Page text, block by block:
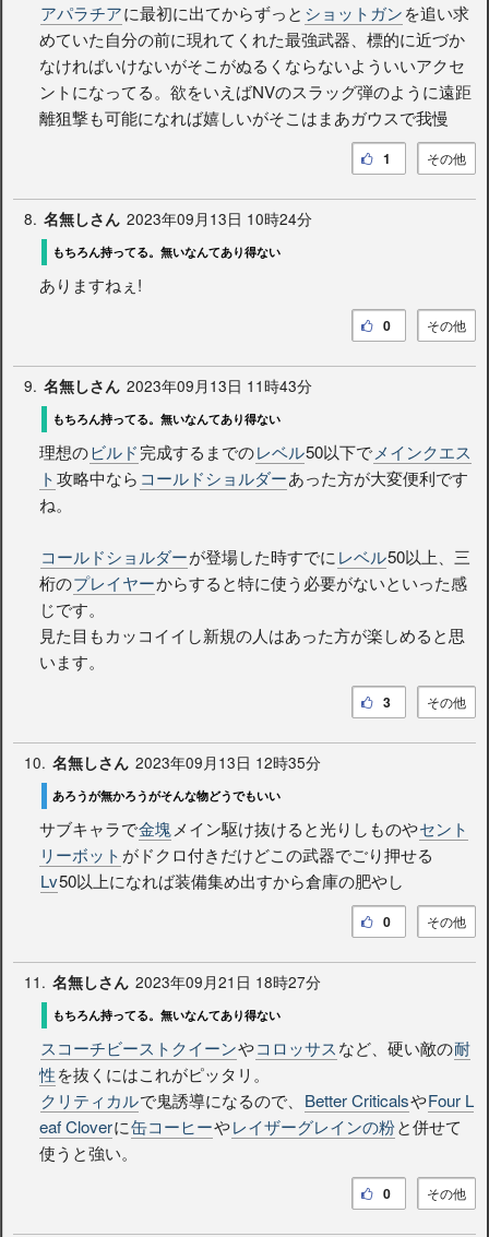
アパラチアに最初に出てからずっと ショットガンを追い求
めていた自分の前に現れてくれた最強武器、標的に近づか
なければいけないがそこがぬるくならないよういいアクセ
ントになってる。欲をいえばNVのスラッグ弾のように遠距
離狙撃も可能になれば嬉しいがそこはまあガウスで我慢
その他
1
8. 名無しさん 2023年09月13日 10時24分
もちろん持ってる。無いなんてあり得ない
ありますねぇ!
その他
0
9. 名無しさん 2023年09月13日 11時43分
もちろん持ってる。無いなんてあり得ない
理想のビルド完成するまでのレベル50以下で メインクエス
ト攻略中なら コールドショルダーあった方が大変便利です
ね。
コールドショルダーが登場した時すでに レベル50以上、三
桁のプレイヤーからすると特に使う必要がないといった感
じです。
見た目もカッコイイし新規の人はあった方が楽しめると思
います。
その他
3
10. 名無しさん 2023年09月13日 12時35分
あろうが無かろうがそんな物どうでもいい
サブキャラで金塊 メイン駆け抜けると光りしものやセント
リーボット がドクロ付きだけどこの武器でごり押せる
Lv50以上になれば装備集め出すから倉庫の肥やし
その他
0
11. 名無しさん 2023年09月21日 18時27分
もちろん持ってる。無いなんてあり得ない
スコーチビーストクイーンやコロッサスなど、硬い敵の耐
性を抜くにはこれがピッタリ。
クリティカルで鬼誘導になるので、 Better CriticalsやFour L
eaf Cloverに缶コーヒーやレイザーグレインの粉と併せて
使うと強い。
その他
0